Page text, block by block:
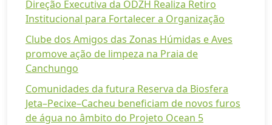
Direção Executiva da ODZH Realiza Retiro
Institucional para Fortalecer a Organização
Clube dos Amigos das Zonas Húmidas e Aves
promove ação de limpeza na Praia de
Canchungo
Comunidades da futura Reserva da Biosfera
Jeta–Pecixe–Cacheu beneficiam de novos furos
de água no âmbito do Projeto Ocean 5